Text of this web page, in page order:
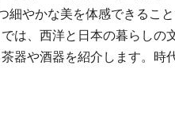
細やかな美を体感できること
は、西洋と日本の暮らし
器や酒器を紹介します。